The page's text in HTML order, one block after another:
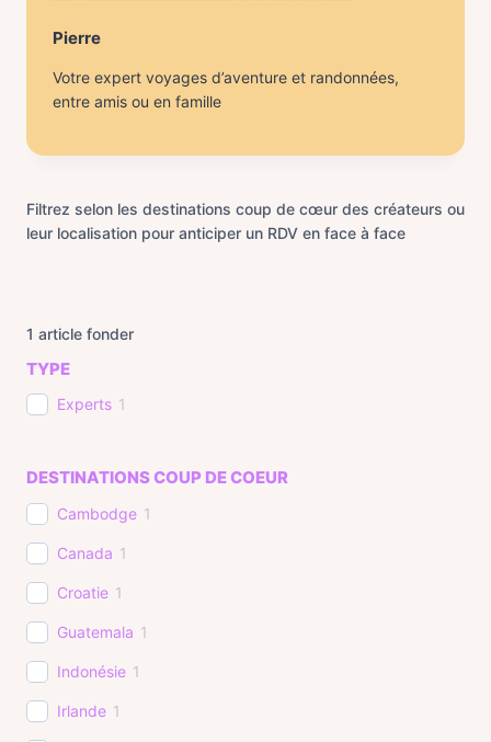
Pierre
Votre expert voyages d’aventure et randonnées,
entre amis ou en famille
Filtrez selon les destinations coup de cœur des créateurs ou
leur localisation pour anticiper un RDV en face à face
1 article fonder
TYPE
Experts 1
DESTINATIONS COUP DE COEUR
Cambodge 1
Canada 1
Croatie 1
Guatemala 1
Indonésie 1
Irlande 1